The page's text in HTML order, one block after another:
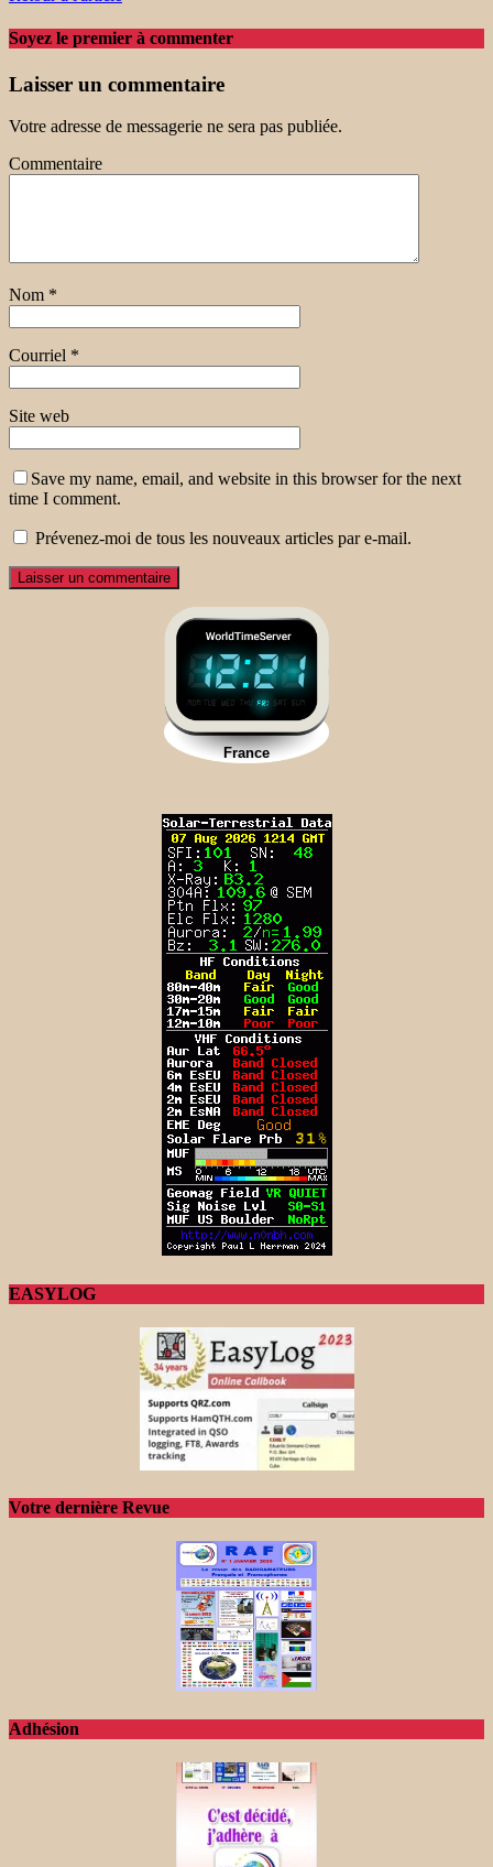
Soyez le premier à commenter
Laisser un commentaire
Votre adresse de messagerie ne sera pas publiée.
Commentaire
Nom *
Courriel *
Site web
Save my name, email, and website in this browser for the next
time I comment.
Prévenez-moi de tous les nouveaux articles par e-mail.
EASYLOG
Votre dernière Revue
Adhésion